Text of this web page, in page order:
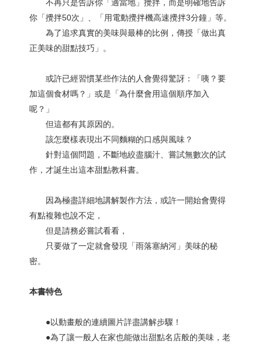
不再只是告訴你「適當地」攪拌，而是明確地告訴
你「攪拌50次」、「用電動攪拌機高速攪拌3分鐘」等。
為了追求真實的美味與最棒的比例，傳授「做出真
正美味的甜點技巧」。
或許已經習慣某些作法的人會覺得驚訝：「咦？要
加這個食材嗎？」或是「為什麼會用這個順序加入
呢？」
但這都有其原因的。
該怎麼樣表現出不同麵糊的口感與風味？
針對這個問題，不斷地絞盡腦汁、嘗試無數次的試
作，才誕生出這本甜點教科書。
因為極盡詳細地講解製作方法，或許一開始會覺得
有點複雜也說不定，
但是請務必嘗試看看，
只要做了一定就會發現「雨落塞納河」美味的秘
密。
本書特色
●以動畫般的連續圖片詳盡講解步驟！
●為了讓一般人在家也能做出甜點名店般的美味，老